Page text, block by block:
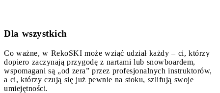
Dla wszystkich
Co ważne, w RekoSKI może wziąć udział każdy – ci, którzy
dopiero zaczynają przygodę z nartami lub snowboardem,
wspomagani są „od zera” przez profesjonalnych instruktorów,
a ci, którzy czują się już pewnie na stoku, szlifują swoje
umiejętności.